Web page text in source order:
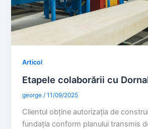
Articol
Etapele colaborării cu
george/11/09/2025
Clientul obține autorizația de
fundația conform planului transmis